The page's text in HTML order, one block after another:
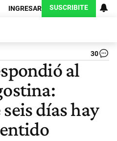
INGRESAR SUSCRIBITE
30
al
días hay